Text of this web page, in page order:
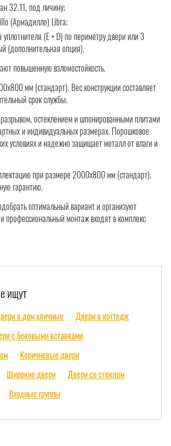
32.11, под личину;
(Армадилло) Libra;
уплотнителя (Е + D) по периметру двери или 3
(дополнительная опция).
повышенную взломостойкость.
мм (стандарт). Вес конструкции составляет
срок службы.
остеклением и шпонированными плитами
и индивидуальных размерах. Порошковое
условиях и надежно защищает металл от влаги и
при размере 2000x800 мм (стандарт).
гарантию.
оптимальный вариант и организуют
профессиональный монтаж входят в комплекс
ищут
в дом уличные
Двери в коттедж
с боковыми вставками
Коричневые двери
Широкие двери
Двери со стеклом
Входные группы